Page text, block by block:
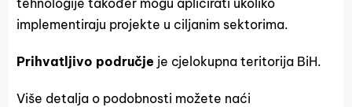
tehnologije također mogu aplicirati ukoliko
implementiraju projekte u ciljanim sektorima.
Prihvatljivo područje je cjelokupna teritorija BiH.
Više detalja o podobnosti možete naći